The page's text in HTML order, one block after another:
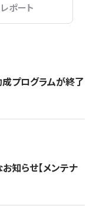
レポート
プログラムが終了
知らせ【メンテナ